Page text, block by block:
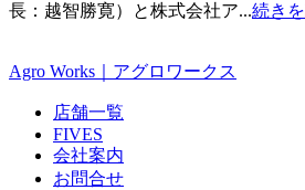
長：越智勝寛）と株式会社ア...続き
Agro Works｜アグロワークス
店舗一覧
FIVES
会社案内
お問合せ